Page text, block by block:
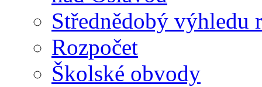
Střednědobý výhledu
Rozpočet
Školské obvody